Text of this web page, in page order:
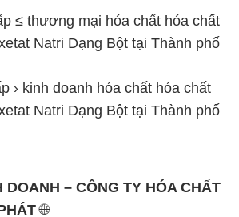
≤ thương mại hóa chất hóa chất
Natri Dạng Bột tại Thành phố
› kinh doanh hóa chất hóa chất
Natri Dạng Bột tại Thành phố
DOANH – CÔNG TY HÓA CHẤT
🌐